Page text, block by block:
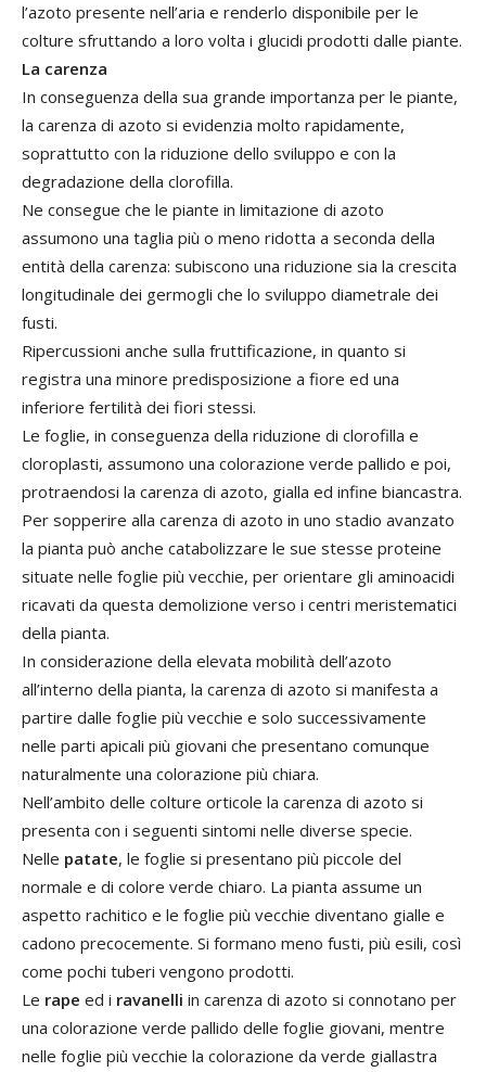
l’azoto presente nell’aria e renderlo disponibile per le
colture sfruttando a loro volta i glucidi prodotti dalle piante.
La carenza
In conseguenza della sua grande importanza per le piante,
la carenza di azoto si evidenzia molto rapidamente,
soprattutto con la riduzione dello sviluppo e con la
degradazione della clorofilla.
Ne consegue che le piante in limitazione di azoto
assumono una taglia più o meno ridotta a seconda della
entità della carenza: subiscono una riduzione sia la crescita
longitudinale dei germogli che lo sviluppo diametrale dei
fusti.
Ripercussioni anche sulla fruttificazione, in quanto si
registra una minore predisposizione a fiore ed una
inferiore fertilità dei fiori stessi.
Le foglie, in conseguenza della riduzione di clorofilla e
cloroplasti, assumono una colorazione verde pallido e poi,
protraendosi la carenza di azoto, gialla ed infine biancastra.
Per sopperire alla carenza di azoto in uno stadio avanzato
la pianta può anche catabolizzare le sue stesse proteine
situate nelle foglie più vecchie, per orientare gli aminoacidi
ricavati da questa demolizione verso i centri meristematici
della pianta.
In considerazione della elevata mobilità dell’azoto
all’interno della pianta, la carenza di azoto si manifesta a
partire dalle foglie più vecchie e solo successivamente
nelle parti apicali più giovani che presentano comunque
naturalmente una colorazione più chiara.
Nell’ambito delle colture orticole la carenza di azoto si
presenta con i seguenti sintomi nelle diverse specie.
Nelle patate, le foglie si presentano più piccole del
normale e di colore verde chiaro. La pianta assume un
aspetto rachitico e le foglie più vecchie diventano gialle e
cadono precocemente. Si formano meno fusti, più esili, così
come pochi tuberi vengono prodotti.
Le rape ed i ravanelli in carenza di azoto si connotano per
una colorazione verde pallido delle foglie giovani, mentre
nelle foglie più vecchie la colorazione da verde giallastra